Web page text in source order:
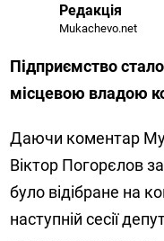
Редакція
Mukachevo.net
Підприємство
місцевою владою
Даючи коментар
Віктор Погорєлов
було відібране на
наступній сесії